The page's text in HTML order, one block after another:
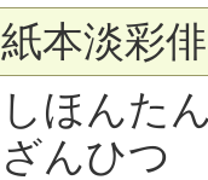
紙本淡彩
しほんた
ざんひつ